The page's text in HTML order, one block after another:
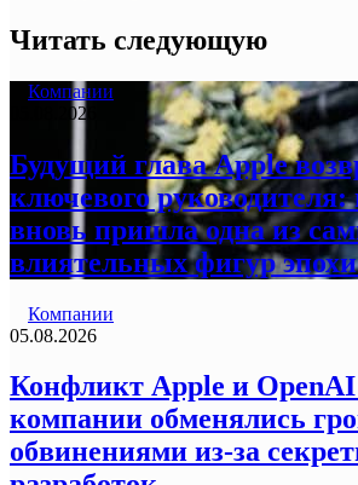
Читать следующую
Компании
05.08.2026
Будущий глава Apple
ключевого
вновь пришла одна из
влиятельных фигур
Компании
05.08.2026
Конфликт Apple и OpenAI
компании обменялись
обвинениями из-за